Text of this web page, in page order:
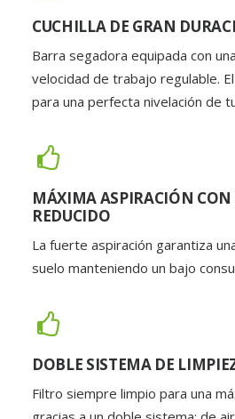
CUCHILLA DE GRAN
Barra segadora equipada con
velocidad de trabajo regulable.
para una perfecta nivelación de
MÁXIMA ASPIRACIÓN
REDUCIDO
La fuerte aspiración garantiza
suelo manteniendo un bajo
DOBLE SISTEMA DE
Filtro siempre limpio para una